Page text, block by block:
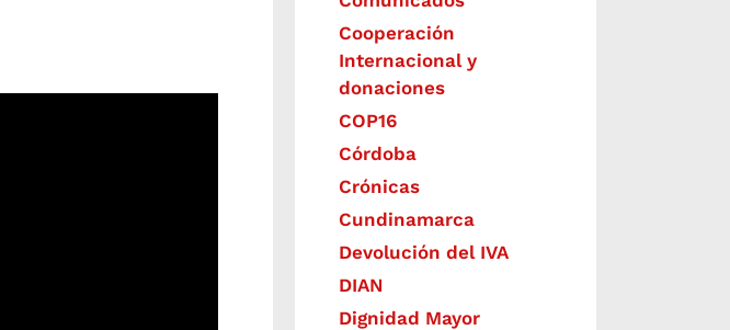
Cooperación
Internacional y
donaciones
COP16
Córdoba
Crónicas
Cundinamarca
Devolución del IVA
DIAN
Dignidad Mayor